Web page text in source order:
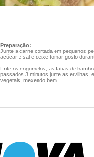
Preparação:
Junte a carne cortada em pequenos
açúcar e sal e deixe tomar gosto
Frite os cogumelos, as fatias de
passados 3 minutos junte as ervilhas,
vegetais, mexendo bem.